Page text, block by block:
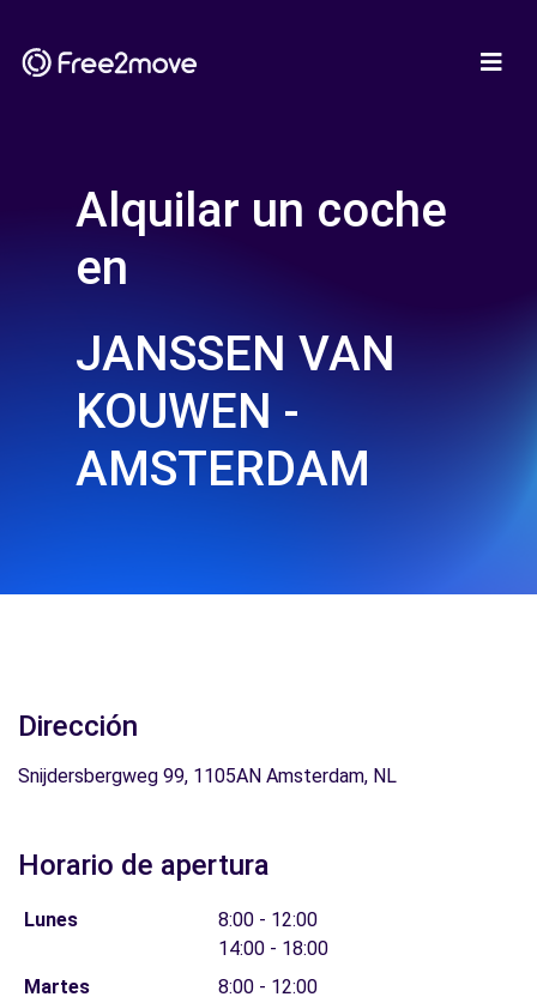
Alquilar un coche
en
JANSSEN VAN
KOUWEN -
AMSTERDAM
Dirección
Snijdersbergweg 99, 1105AN Amsterdam, NL
Horario de apertura
Lunes
8:00 - 12:00
14:00 - 18:00
Martes
8:00 - 12:00